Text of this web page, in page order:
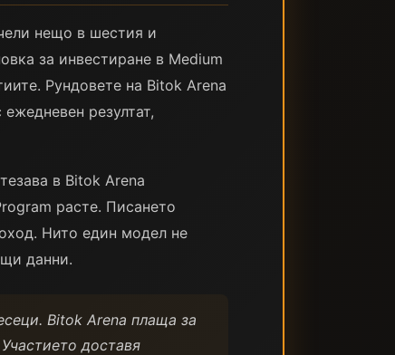
нещо в шестия и
за инвестиране в Medium
Рундовете на Bitok Arena
резултат,
в Bitok Arena
расте. Писането
Нито един модел не
данни.
Bitok Arena плаща за
доставя